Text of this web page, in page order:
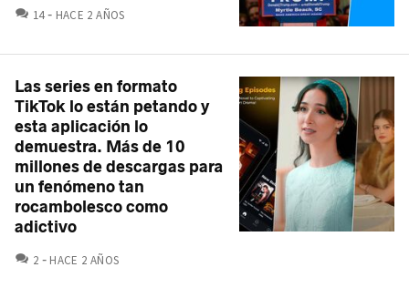
14 COMENTARIOS
HACE 2 AÑOS
Las series en formato
TikTok lo están petando y
esta aplicación lo
demuestra. Más de 10
millones de descargas para
un fenómeno tan
rocambolesco como
adictivo
2 COMENTARIOS
HACE 2 AÑOS